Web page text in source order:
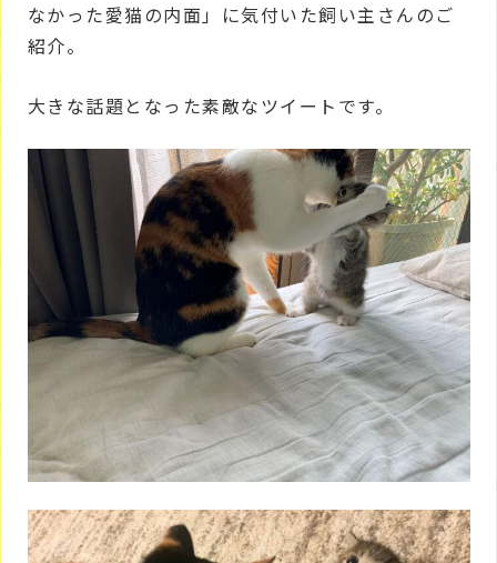
なかった愛猫の内面」に気付いた飼い主さんのご
紹介。
大きな話題となった素敵なツイートです。